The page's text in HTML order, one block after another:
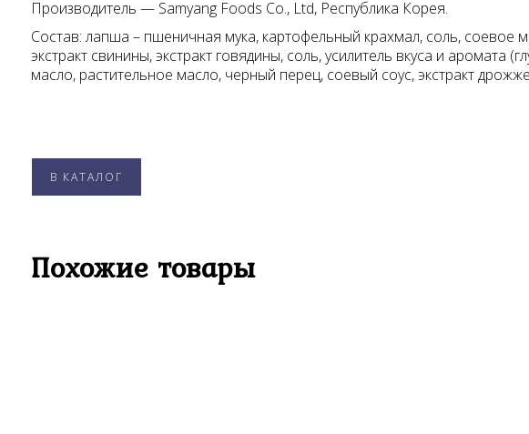
Производитель — Samyang Foods Co., Ltd, Республика Корея.
Состав: лапша – пшеничная мука, картофельный крахмал, соль, соевое
экстракт свинины, экстракт говядины, соль, усилитель вкуса и
масло, растительное масло, черный перец, соевый соус, экстракт
В КАТАЛОГ
Похожие товары